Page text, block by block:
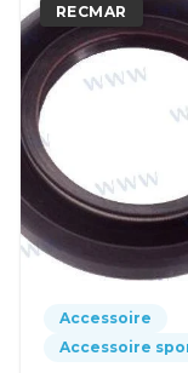
RECMAR
Accessoire
Accessoire